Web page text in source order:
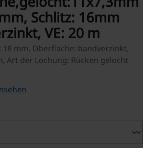
Schlitz: 16mm
VE: 20 m
18 mm, Oberfläche: bandverzinkt,
Art der Lochung: Rücken gelocht